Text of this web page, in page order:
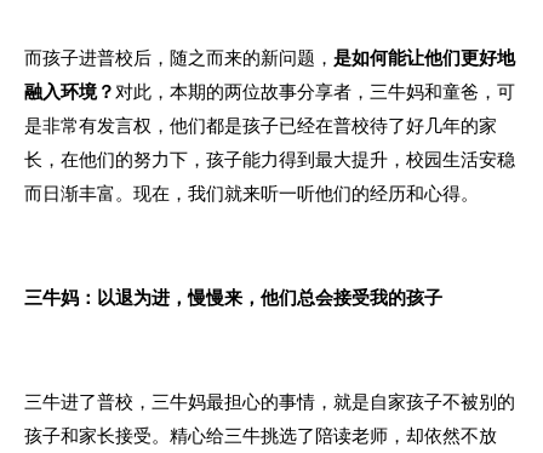
而孩子进普校后，随之而来的新问题， 是如何能让他们更好地
融入环境？对此，本期的两位故事分享者，三牛妈和童爸，可
是非常有发言权，他们都是孩子已经在普校待了好几年的家
长，在他们的努力下，孩子能力得到最大提升 ，校园生活安稳
而日渐丰富。现在，我们就来听一听他们的经历和心得。
三牛妈：以退为进，慢慢来，他们总会接受我的孩子
三牛进了普校，三牛妈最担心的事情，就是自家孩子不被别的
孩子和家长接受。 精心给三牛挑选了陪读老师，却依然不放